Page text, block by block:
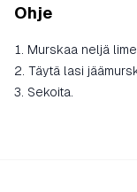
Ohje
Murskaa neljä
Täytä lasi
Sekoita.